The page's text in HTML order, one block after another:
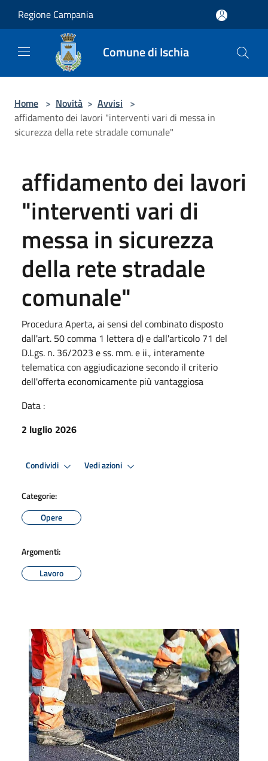
Regione Campania
Comune di Ischia
Home > Novità > Avvisi >
affidamento dei lavori "interventi vari di messa in
sicurezza della rete stradale comunale"
affidamento dei lavori
"interventi vari di
messa in sicurezza
della rete stradale
comunale"
Procedura Aperta, ai sensi del combinato disposto
dall'art. 50 comma 1 lettera d) e dall'articolo 71 del
D.Lgs. n. 36/2023 e ss. mm. e ii., interamente
telematica con aggiudicazione secondo il criterio
dell'offerta economicamente più vantaggiosa
Data :
2 luglio 2026
Condividi Vedi azioni
Categorie:
Opere
Argomenti:
Lavoro